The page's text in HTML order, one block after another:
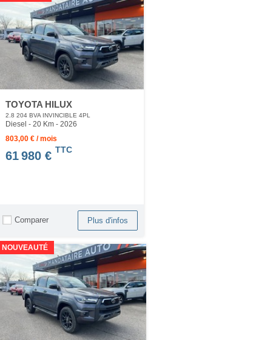
TOYOTA HILUX
2.8 204 BVA INVINCIBLE 4PL
Diesel - 20 Km- 2026
803,00 € / mois
61 980 € TTC
Comparer Plus d'infos
NOUVEAUTÉ